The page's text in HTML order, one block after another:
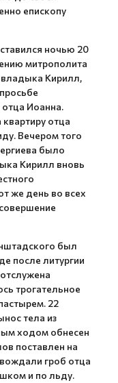
епископу
ночью 20
митрополита
Кирилл,
Иоанна.
отца
Вечером того
было
Кирилл вновь
же день во всех
был
после литургии
трогательное
22
тела из
ходом обнесен
поставлен на
гроб отца
и по льду.